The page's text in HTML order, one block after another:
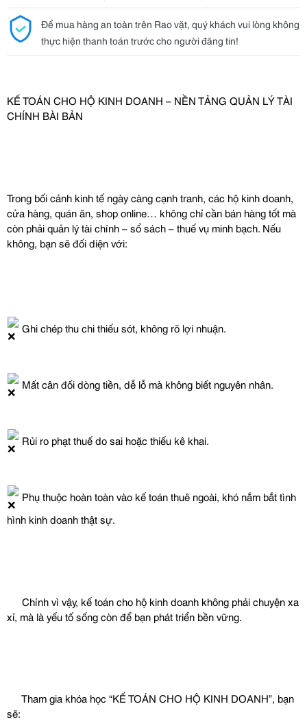
Để mua hàng an toàn trên Rao vặt, quý khách vui lòng không
thực hiện thanh toán trước cho người đăng tin!
KẾ TOÁN CHO HỘ KINH DOANH – NỀN TẢNG QUẢN LÝ TÀI
CHÍNH BÀI BẢN
Trong bối cảnh kinh tế ngày càng cạnh tranh, các hộ kinh doanh,
cửa hàng, quán ăn, shop online… không chỉ cần bán hàng tốt mà
còn phải quản lý tài chính – sổ sách – thuế vụ minh bạch. Nếu
không, bạn sẽ đối diện với:
Ghi chép thu chi thiếu sót, không rõ lợi nhuận.
Mất cân đối dòng tiền, dễ lỗ mà không biết nguyên nhân.
Rủi ro phạt thuế do sai hoặc thiếu kê khai.
Phụ thuộc hoàn toàn vào kế toán thuê ngoài, khó nắm bắt tình
hình kinh doanh thật sự.
Chính vì vậy, kế toán cho hộ kinh doanh không phải chuyện xa
xỉ, mà là yếu tố sống còn để bạn phát triển bền vững.
Tham gia khóa học “KẾ TOÁN CHO HỘ KINH DOANH”, bạn
sẽ: